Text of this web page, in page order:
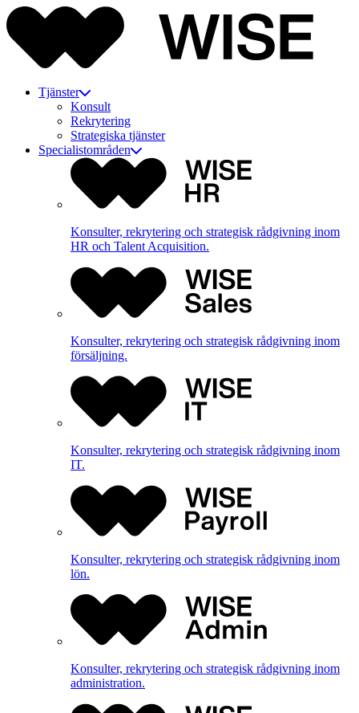
Tjänster
Konsult
Rekrytering
Strategiska tjänster
Specialistområden
Konsulter, rekrytering och strategisk rådgivning inom
HR och Talent Acquisition.
Konsulter, rekrytering och strategisk rådgivning inom
försäljning.
Konsulter, rekrytering och strategisk rådgivning inom
IT.
Konsulter, rekrytering och strategisk rådgivning inom
lön.
Konsulter, rekrytering och strategisk rådgivning inom
administration.